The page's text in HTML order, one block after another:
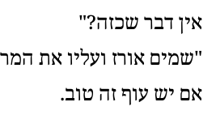
אין דבר שכזה?"
"שמים אורז ועליו את
אם יש עוף זה טוב.